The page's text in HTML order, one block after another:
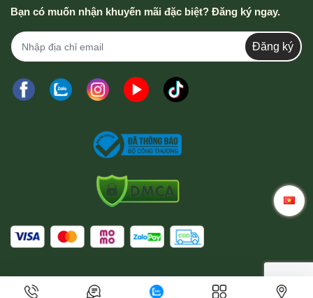
Bạn có muốn nhận khuyến mãi đặc biệt? Đăng ký ngay.
Đăng ký